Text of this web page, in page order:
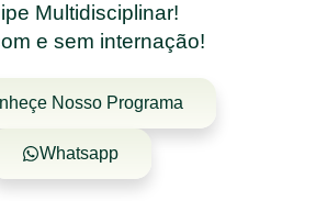
Multidisciplinar!
e sem internação!
Nosso Programa
Whatsapp